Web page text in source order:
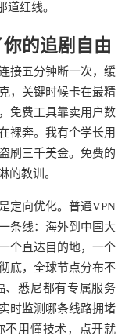
道红线。
的追剧自由
接五分钟断一次，缓
，关键时候卡在最精
免费工具靠卖用户数
裸奔。我有个学长用
刷三千美金。免费的
的教训。
定向优化。普通VPN
条线：海外到中国大
个直达目的地，一个
底，全球节点分布不
、悉尼都有专属服务
时监测哪条线路拥堵
不用懂技术，点开就